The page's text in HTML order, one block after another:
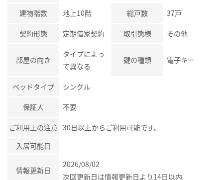
建物階数
地上10階 総戸数 37戸
契約形態 定期借家契約 取引態様 その他
部屋の向き
タイプによっ
て異なる
鍵の種類 電子キー
ベッドタイプ シングル
保証人 不要
ご利用上の注意 30日以上からご利用可能です。
入居可能日
情報更新日
2026/08/02
次回更新日は情報更新日より14日以内